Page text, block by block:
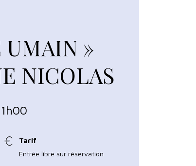
»
NICOLAS
Tarif
Entrée libre sur réservation